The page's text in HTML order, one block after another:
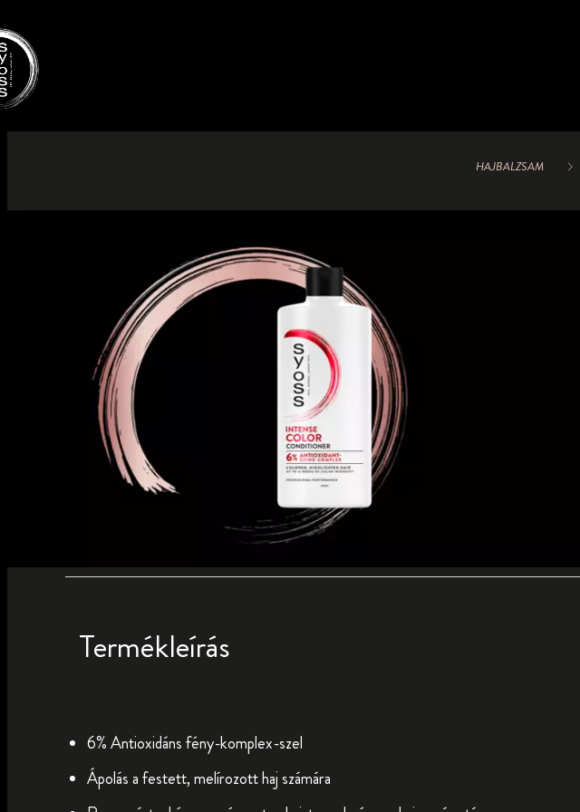
HAJBALZSAM
Termékleírás
6% Antioxidáns fény-komplex-szel
Ápolás a festett, melírozott haj számára